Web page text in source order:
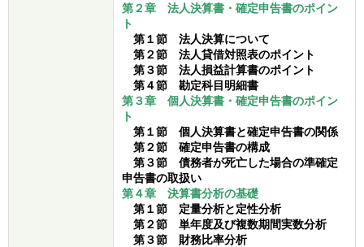
第２章 法人決算書・確定申告書のポイン
ト
第１節 法人決算について
第２節 法人貸借対照表のポイント
第３節 法人損益計算書のポイント
第４節 勘定科目明細書
第３章 個人決算書・確定申告書のポイン
ト
第１節 個人決算書と確定申告書の関係
第２節 確定申告書の構成
第３節 債務者が死亡した場合の準確定
申告書の取扱い
第４章 決算書分析の基礎
第１節 定量分析と定性分析
第２節 単年度及び複数期間実数分析
第３節 財務比率分析